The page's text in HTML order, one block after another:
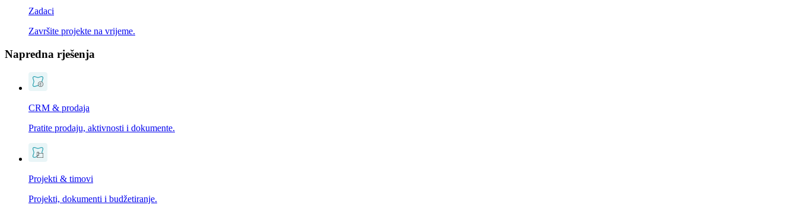
Zadaci
Završite projekte na vrijeme.
Napredna rješenja
CRM & prodaja
Pratite prodaju, aktivnosti i dokumente.
Projekti & timovi
Projekti, dokumenti i budžetiranje.